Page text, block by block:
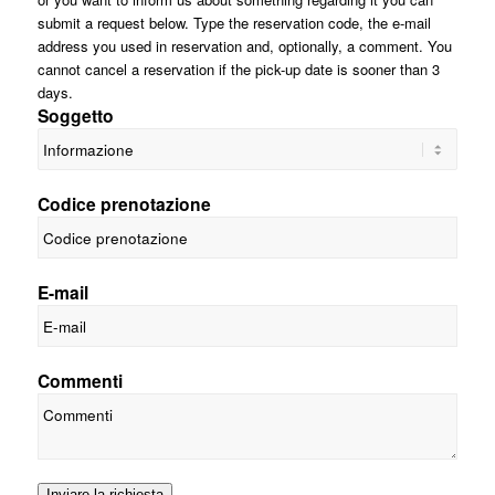
submit a request below. Type the reservation code, the e-mail
address you used in reservation and, optionally, a comment. You
cannot cancel a reservation if the pick-up date is sooner than 3
days.
Soggetto
Codice prenotazione
E-mail
Commenti